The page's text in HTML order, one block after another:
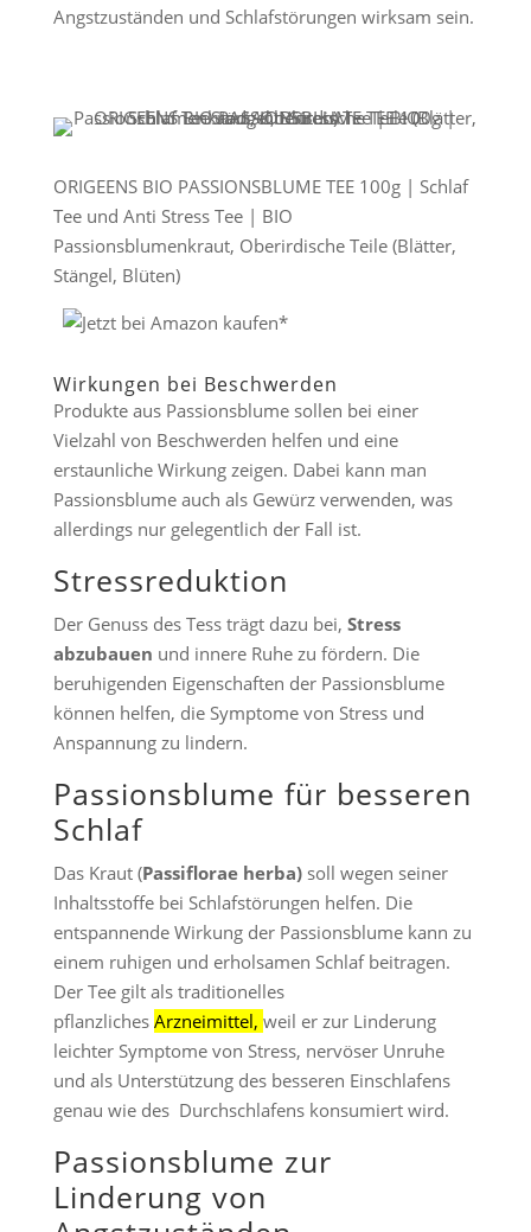
Angstzuständen und Schlafstörungen wirksam sein.
ORIGEENS BIO PASSIONSBLUME TEE 100g | Schlaf
Tee und Anti Stress Tee | BIO
Passionsblumenkraut, Oberirdische Teile (Blätter,
Stängel, Blüten)
Wirkungen bei Beschwerden
Produkte aus Passionsblume sollen bei einer
Vielzahl von Beschwerden helfen und eine
erstaunliche Wirkung zeigen. Dabei kann man
Passionsblume auch als Gewürz verwenden, was
allerdings nur gelegentlich der Fall ist.
Stressreduktion
Der Genuss des Tess trägt dazu bei, Stress
abzubauen und innere Ruhe zu fördern. Die
beruhigenden Eigenschaften der Passionsblume
können helfen, die Symptome von Stress und
Anspannung zu lindern.
Passionsblume für besseren
Schlaf
Das Kraut (Passiflorae herba) soll wegen seiner
Inhaltsstoffe bei Schlafstörungen helfen. Die
entspannende Wirkung der Passionsblume kann zu
einem ruhigen und erholsamen Schlaf beitragen.
Der Tee gilt als traditionelles
pflanzliches Arzneimittel, weil er zur Linderung
leichter Symptome von Stress, nervöser Unruhe
und als Unterstützung des besseren Einschlafens
genau wie des Durchschlafens konsumiert wird.
Passionsblume zur
Linderung von